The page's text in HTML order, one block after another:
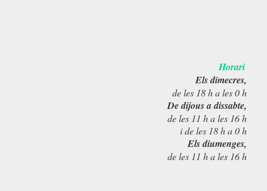
Horari
Els dimecres,
de les 18 h a les 0 h
De dijous a dissabte,
de les 11 h a les 16 h
i de les 18 h a 0 h
Els diumenges,
de les 11 h a les 16 h